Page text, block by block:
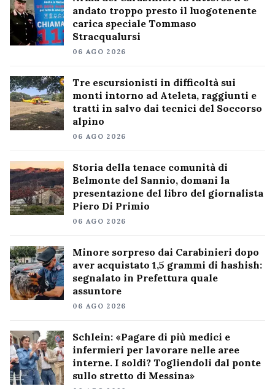
andato troppo presto il luogotenente
carica speciale Tommaso
Stracqualursi
06 AGO 2026
Tre escursionisti in difficoltà sui
monti intorno ad Ateleta, raggiunti e
tratti in salvo dai tecnici del Soccorso
alpino
06 AGO 2026
Storia della tenace comunità di
Belmonte del Sannio, domani la
presentazione del libro del giornalista
Piero Di Primio
06 AGO 2026
Minore sorpreso dai Carabinieri dopo
aver acquistato 1,5 grammi di hashish:
segnalato in Prefettura quale
assuntore
06 AGO 2026
Schlein: «Pagare di più medici e
infermieri per lavorare nelle aree
interne. I soldi? Togliendoli dal ponte
sullo stretto di Messina»